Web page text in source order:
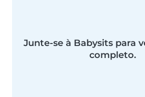
Junte-se à Babysits para
completo.